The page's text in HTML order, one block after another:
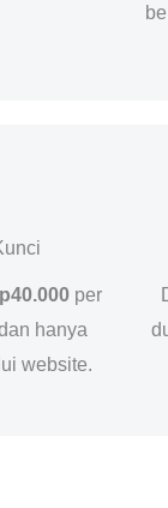
per
hanya
website.